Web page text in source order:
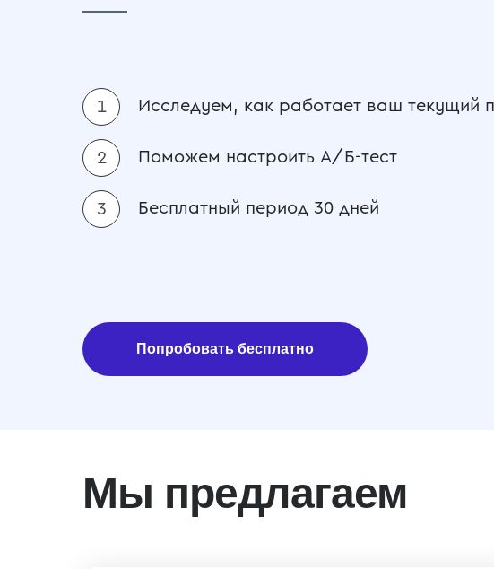
Исследуем, как работает ваш текущий
Поможем настроить А/Б-тест
Бесплатный период 30 дней
Попробовать бесплатно
Мы предлагаем